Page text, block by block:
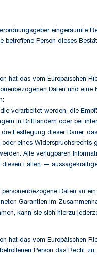
eingeräumte
betroffene Person dieses
hat das vom Europäischen
Daten und
verarbeitet werden, die
in Drittländern oder bei
Festlegung dieser Dauer,
eines
Alle verfügbaren
Fällen —
Daten an
Garantien im
kann sie sich hierzu
hat das vom
Person das Recht